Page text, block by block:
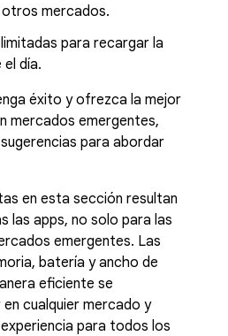
mercados.
para recargar la
día.
éxito y ofrezca la mejor
mercados emergentes,
para abordar
en esta sección resultan
las apps, no solo para las
emergentes. Las
batería y ancho de
eficiente se
cualquier mercado y
para todos los